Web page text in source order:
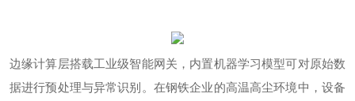
边缘计算层搭载工业级智能网关，内置机器学习模型可对原始数
据进行预处理与异常识别。在钢铁企业的高温高尘环境中，设备